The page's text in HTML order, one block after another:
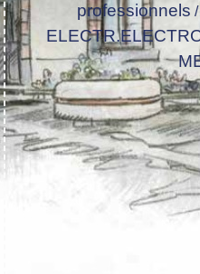
professionnels /